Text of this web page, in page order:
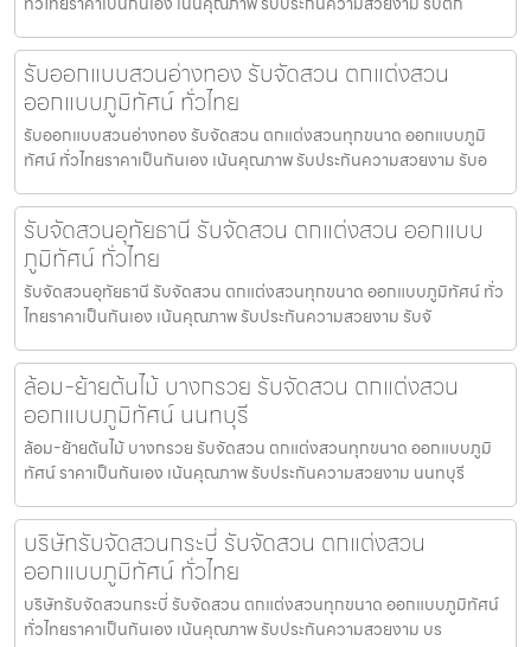
รับออกแบบสวนอ่างทอง รับจัดสวน ตกแต่งสวน
ออกแบบภูมิทัศน์ ทั่วไทย
รับออกแบบสวนอ่างทอง รับจัดสวน ตกแต่งสวนทุกขนาด ออกแบบภูมิ
ทัศน์ ทั่วไทยราคาเป็นกันเอง เน้นคุณภาพ รับประกันความสวยงาม รับอ
รับจัดสวนอุทัยธานี รับจัดสวน ตกแต่งสวน ออกแบบ
ภูมิทัศน์ ทั่วไทย
รับจัดสวนอุทัยธานี รับจัดสวน ตกแต่งสวนทุกขนาด ออกแบบภูมิทัศน์ ทั่ว
ไทยราคาเป็นกันเอง เน้นคุณภาพ รับประกันความสวยงาม รับจั
ล้อม-ย้ายต้นไม้ บางกรวย รับจัดสวน ตกแต่งสวน
ออกแบบภูมิทัศน์ นนทบุรี
ล้อม-ย้ายต้นไม้ บางกรวย รับจัดสวน ตกแต่งสวนทุกขนาด ออกแบบภูมิ
ทัศน์ ราคาเป็นกันเอง เน้นคุณภาพ รับประกันความสวยงาม นนทบุรี
บริษัทรับจัดสวนกระบี่ รับจัดสวน ตกแต่งสวน
ออกแบบภูมิทัศน์ ทั่วไทย
บริษัทรับจัดสวนกระบี่ รับจัดสวน ตกแต่งสวนทุกขนาด ออกแบบภูมิทัศน์
ทั่วไทยราคาเป็นกันเอง เน้นคุณภาพ รับประกันความสวยงาม บร